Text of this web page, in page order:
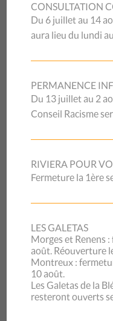
FONDS D’AIDE
lumière. Dès le mois
cette population
d’urgence privé et en
d’aides financières et
ces personnes qui suite
d’aucune aide publique.
Quel premier bilan
veut amorcer la
notre site, en direct.
Programme :
16h30
CONSULTATION
Du 6 juillet au 14
aura lieu du lundi
PERMANENCE
Du 13 juillet au 2
Conseil Racisme
RIVIERA POUR
Fermeture la 1ère
LES GALETAS
Morges et Renens
août. Réouverture
Montreux :
10 août.
Les Galetas de la
resteront ouverts